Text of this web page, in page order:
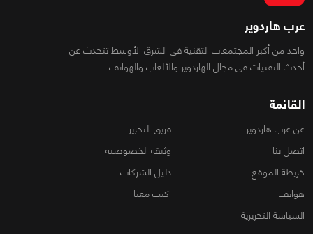
عرب هاردوير
واحد من أكبر المجتمعات التقنية فى الشرق الأوسط تتحدث عن
أحدث التقنيات فى مجال الهاردوير والألعاب والهواتف
القائمة
عن عرب هاردوير
فريق التحرير
اتصل بنا
وثيقة الخصوصية
خريطة الموقع
دليل الشركات
هواتف
اكتب معنا
السياسة التحريرية